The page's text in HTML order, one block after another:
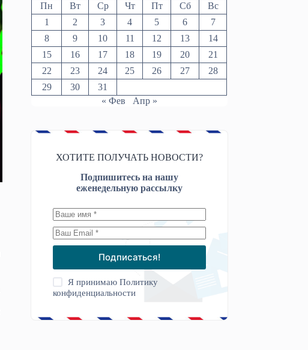
Пн Вт Ср Чт Пт Сб
Вс
1
2 3 4 5 6
7
8
9 10 11 12 13
14
15
16 17 18 19 20
21
22
23 24 25 26 27
28
29
30
31
« Фев
Апр »
ХОТИТЕ ПОЛУЧАТЬ НОВОСТИ?
Подпишитесь на нашу
еженедельную рассылку
Подписаться!
Я принимаюПолитику
конфиденциальности